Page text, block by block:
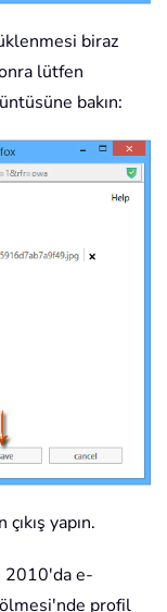
biraz
lütfen
bakın:
yapın.
2010'da e-
profil